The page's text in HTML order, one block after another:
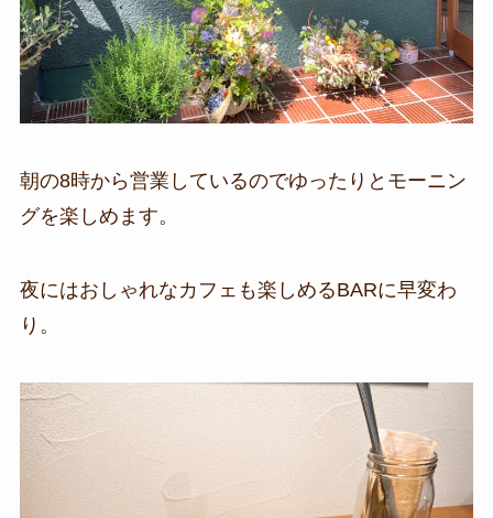
朝の8時から営業しているのでゆったりとモーニン
グを楽しめます。
夜にはおしゃれなカフェも楽しめるBARに早変わ
り。